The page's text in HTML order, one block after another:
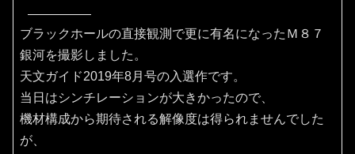
ブラックホールの直接観測で更に有名になったＭ８７
銀河を撮影しました。
天文ガイド2019年8月号の入選作です。
当日はシンチレーションが大きかったので、
機材構成から期待される解像度は得られませんでした
が、